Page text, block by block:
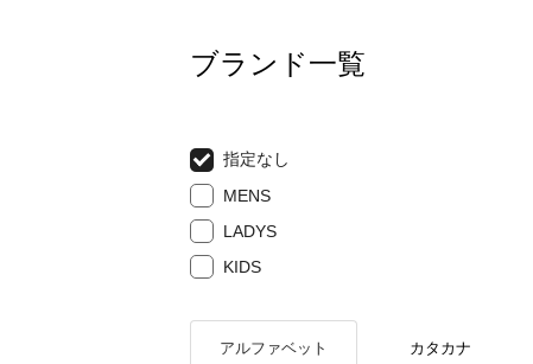
ブランド一覧
指定なし
MENS
LADYS
KIDS
アルファベット カタカナ